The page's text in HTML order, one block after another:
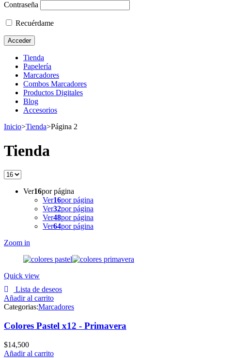
Contraseña
Recuérdame
Tienda
Papelería
Marcadores
Combos Marcadores
Productos Digitales
Blog
Accesorios
Inicio>Tienda>Página 2
Tienda
Ver16por página
Ver16por página
Ver32por página
Ver48por página
Ver64por página
Zoom in
Quick view
Lista de deseos
Añadir al carrito
Categorias:Marcadores
Colores Pastel x12 - Primavera
$14,500
Añadir al carrito